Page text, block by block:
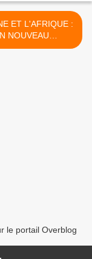
ET L'AFRIQUE :
NOUVEAU
FACE A
le portail Overblog